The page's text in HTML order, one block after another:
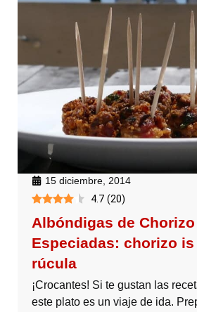
15 diciembre, 2014
4.7 (20)
Albóndigas de Chorizo
Especiadas: chorizo
rúcula
¡Crocantes! Si te gustan las
este plato es un viaje de ida.